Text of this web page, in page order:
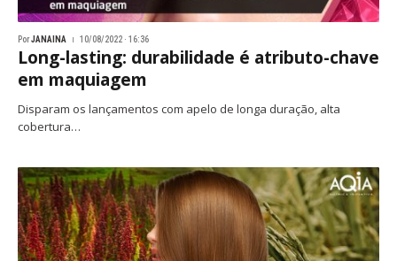
PorJANAINA 10/08/2022 · 16:36
Long-lasting: durabilidade é atributo-chave
em maquiagem
Disparam os lançamentos com apelo de longa duração, alta
cobertura…